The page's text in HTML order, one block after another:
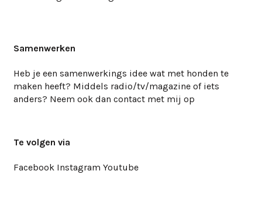
Samenwerken
Heb je een samenwerkings idee wat met honden te
maken heeft? Middels radio/tv/magazine of iets
anders? Neem ook dan contact met mij op
Te volgen via
Facebook Instagram Youtube